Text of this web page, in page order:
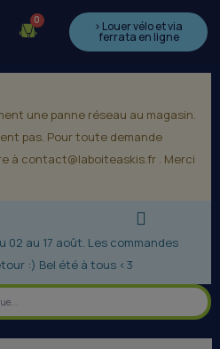
> Louer vélo et via
ferrata en ligne
une panne réseau au magasin.
pas. Pour toute demande
à contact@laboiteaskis.fr . Merci
02 au 17 août. Les commandes
:) Bel été à tous <3